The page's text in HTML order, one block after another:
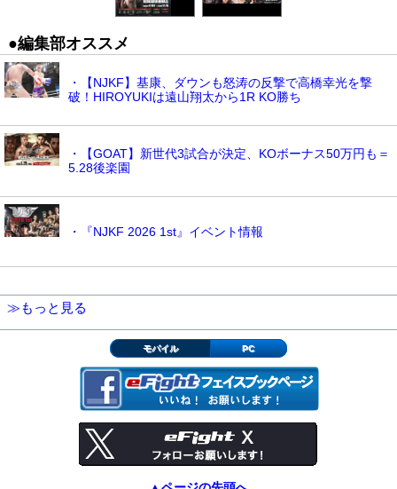
●編集部オススメ
・【NJKF】基康、ダウンも怒涛の反撃で高橋幸光を撃
破！HIROYUKIは遠山翔太から1R KO勝ち
・【GOAT】新世代3試合が決定、KOボーナス50万円も＝
5.28後楽園
・『NJKF 2026 1st』イベント情報
≫もっと見る
モバイル PC